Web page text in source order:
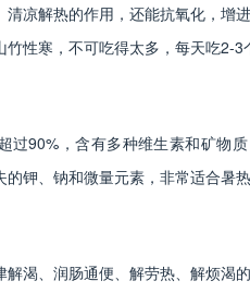
凉解热的作用，还能抗氧化，增进
性寒，不可吃得太多，每天吃2-3
过90%，含有多种维生素和矿物
钾、钠和微量元素，非常适合暑热
解渴、润肠通便、解劳热、解烦渴